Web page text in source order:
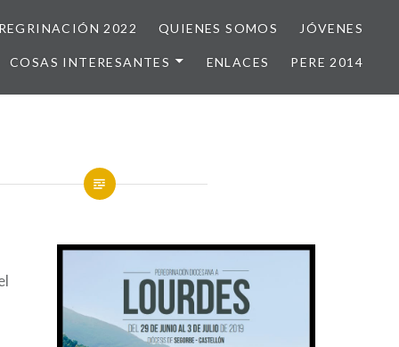
2022 QUIENES SOMOS JÓVENES
COSAS INTERESANTES ENLACES PERE 2014